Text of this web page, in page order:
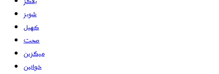
شوبز
کھیل
صحت
میگزین
خواتین